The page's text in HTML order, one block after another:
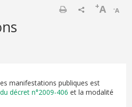
-A
+A
manifestations publiques est
décret n°2009-406 et la modalité